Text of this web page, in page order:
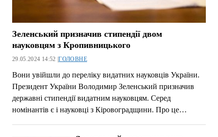
Зеленський призначив стипендії двом
науковцям з Кропивницького
29.05.2024 14:52 |ГОЛОВНЕ
Вони увійшли до переліку видатних науковців України.
Президент України Володимир Зеленський призначив
державні стипендії видатним науковцям. Серед
номінантів є і науковці з Кіровоградщини. Про це…